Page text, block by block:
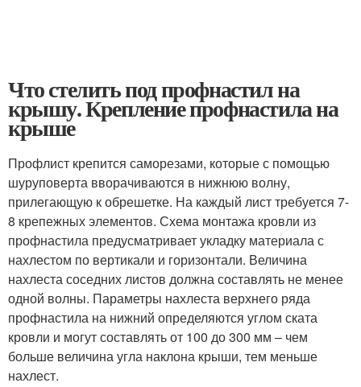
Что стелить под профнастил на
крышу. Крепление профнастила на
крыше
Профлист крепится саморезами, которые с помощью
шуруповерта вворачиваются в нижнюю волну,
прилегающую к обрешетке. На каждый лист требуется 7-
8 крепежных элементов. Схема монтажа кровли из
профнастила предусматривает укладку материала с
нахлестом по вертикали и горизонтали. Величина
нахлеста соседних листов должна составлять не менее
одной волны. Параметры нахлеста верхнего ряда
профнастила на нижний определяются углом ската
кровли и могут составлять от 100 до 300 мм – чем
больше величина угла наклона крыши, тем меньше
нахлест.